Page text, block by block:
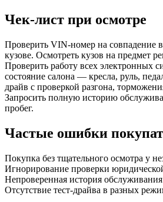
Чек-лист при осмотре
Проверить VIN-номер на совпадение
кузове. Осмотреть кузов на предмет
Проверить работу всех электронных
состояние салона — кресла, руль,
драйв с проверкой разгона,
Запросить полную историю
пробег.
Частые ошибки
Покупка без тщательного осмотра у
Игнорирование проверки
Непроверенная история
Отсутствие тест-драйва в разных